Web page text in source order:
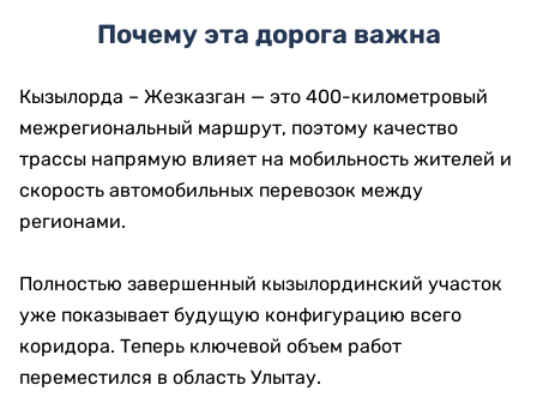
Почему эта дорога важна
Кызылорда – Жезказган — это 400-километровый
межрегиональный маршрут, поэтому качество
трассы напрямую влияет на мобильность жителей и
скорость автомобильных перевозок между
регионами.
Полностью завершенный кызылординский участок
уже показывает будущую конфигурацию всего
коридора. Теперь ключевой объем работ
переместился в область Улытау.